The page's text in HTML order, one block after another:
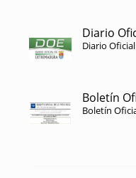
Diario
Diario
Boletín
Boletín